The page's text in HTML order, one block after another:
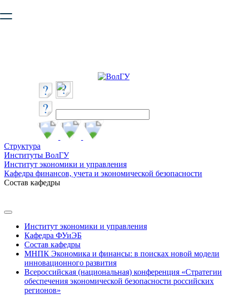
безопасную работу с сайтом. Пожалуйста
Структура
Институты ВолГУ
Институт экономики и управления
Кафедра финансов, учета и экономической безопасности
Состав кафедры
Институт экономики и управления
Кафедра ФУиЭБ
Состав кафедры
МНПК Экономика и финансы: в поисках новой модели
инновационного развития
Всероссийская (национальная) конференция «Стратегии
обеспечения экономической безопасности российских
регионов»